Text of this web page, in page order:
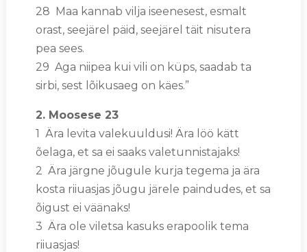
28 Maa kannab vilja iseenesest, esmalt
orast, seejärel päid, seejärel täit nisutera
pea sees.
29 Aga niipea kui vili on küps, saadab ta
sirbi, sest lõikusaeg on käes.”
2. Moosese 23
1 Ära levita valekuuldusi! Ära löö kätt
õelaga, et sa ei saaks valetunnistajaks!
2 Ära järgne jõugule kurja tegema ja ära
kosta riiuasjas jõugu järele paindudes, et sa
õigust ei väänaks!
3 Ära ole viletsa kasuks erapoolik tema
riiuasjas!